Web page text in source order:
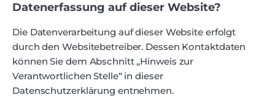
Datenerfassung auf dieser Website?
Die Datenverarbeitung auf dieser Website erfolgt
durch den Websitebetreiber. Dessen Kontaktdaten
können Sie dem Abschnitt „Hinweis zur
Verantwortlichen Stelle“ in dieser
Datenschutzerklärung entnehmen.